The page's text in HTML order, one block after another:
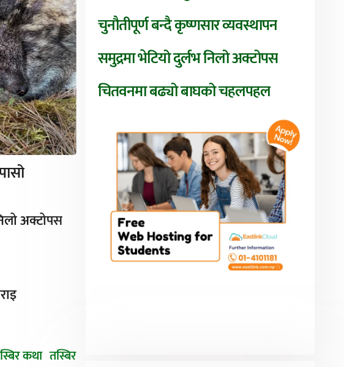
अक्टोपस
चुनौतीपूर्ण बन्दै कृष्णसार व्यवस्थापन
समुद्रमा भेटियो दुर्लभ निलो अक्टोपस
चितवनमा बढ्यो बाघको चहलपहल
कथा तस्बिर